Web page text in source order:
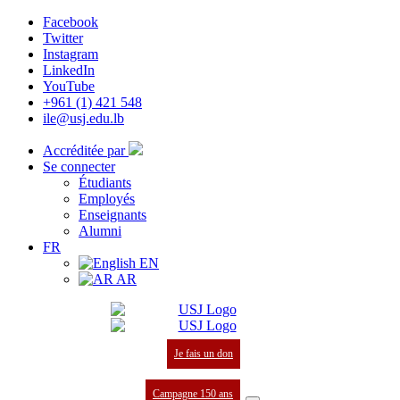
Facebook
Twitter
Instagram
LinkedIn
YouTube
+961 (1) 421 548
ile@usj.edu.lb
Accréditée par
Se connecter
Étudiants
Employés
Enseignants
Alumni
FR
EN
AR
Je fais un don
Campagne 150 ans